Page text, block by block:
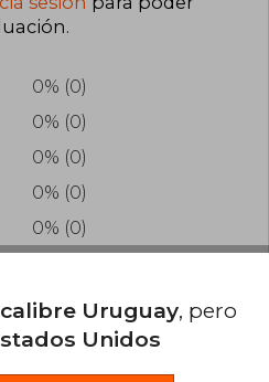
.
0% (0)
0% (0)
0% (0)
0% (0)
0% (0)
Uruguay, pero
Unidos